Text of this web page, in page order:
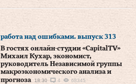
работа над ошибками. выпуск 313
В гостях онлайн-студии «CapitalTV»
Михаил Кухар, экономист,
руководитель Независимой группы
макроэкономического анализа и
прогноза
18:30 4 68345